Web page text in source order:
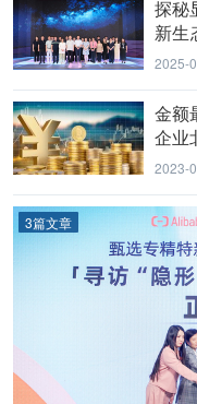
探秘
新
心
2025-
金额
企业
2023-
3篇文章